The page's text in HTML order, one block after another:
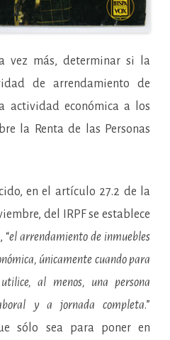
vez más, determinar si la
de arrendamiento de
actividad económica a los
la Renta de las Personas
en el artículo 27.2 de la
del IRPF se establece
“el arrendamiento de inmuebles
únicamente cuando para
al menos, una persona
y a jornada completa.”
sólo sea para poner en